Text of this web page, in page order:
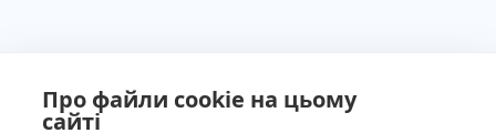
Про файли cookie на цьому
сайті